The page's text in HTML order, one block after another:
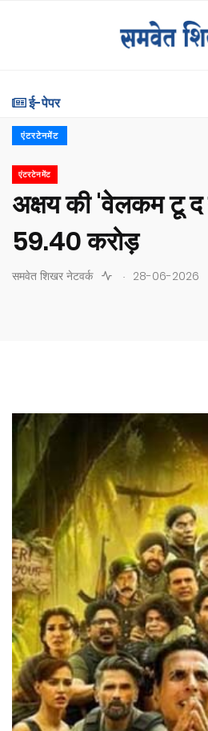
ई-पेपर
एंटरटेनमेंट
एंटरटेनमेंट
अक्षय की 'वेलकम टू
59.40 करोड़
समवेत शिखर नेटवर्क . 28-06-2026